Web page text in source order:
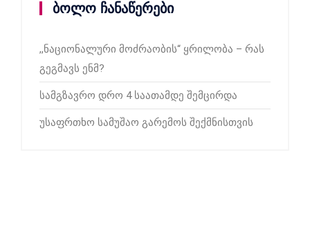
ბოლო ჩანაწერები
,,ნაციონალური მოძრაობის“ ყრილობა – რას
გეგმავს ენმ?
სამგზავრო დრო 4 საათამდე შემცირდა
უსაფრთხო სამუშაო გარემოს შექმნისთვის